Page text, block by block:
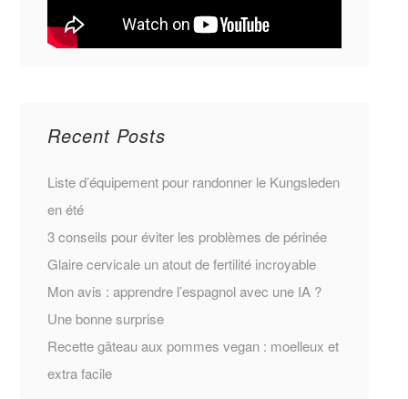
Recent Posts
Liste d’équipement pour randonner le Kungsleden
en été
3 conseils pour éviter les problèmes de périnée
Glaire cervicale un atout de fertilité incroyable
Mon avis : apprendre l’espagnol avec une IA ?
Une bonne surprise
Recette gâteau aux pommes vegan : moelleux et
extra facile